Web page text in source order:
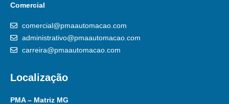
Comercial
comercial@pmaautomacao.com
administrativo@pmaautomacao.com
carreira@pmaautomacao.com
Localização
PMA – Matriz MG